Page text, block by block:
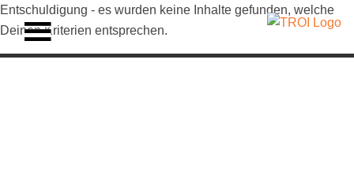
Entschuldigung - es wurden keine Inhalte gefunden, welche
Deinen Kriterien entsprechen.